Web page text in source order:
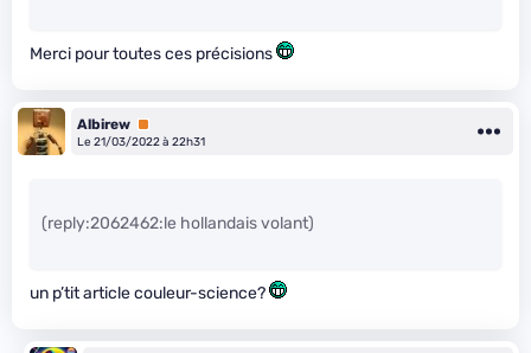
Merci pour toutes ces précisions
Albirew Premium
Le 21/03/2022 à 22h31
(reply:2062462:le hollandais volant)
un p’tit article couleur-science?